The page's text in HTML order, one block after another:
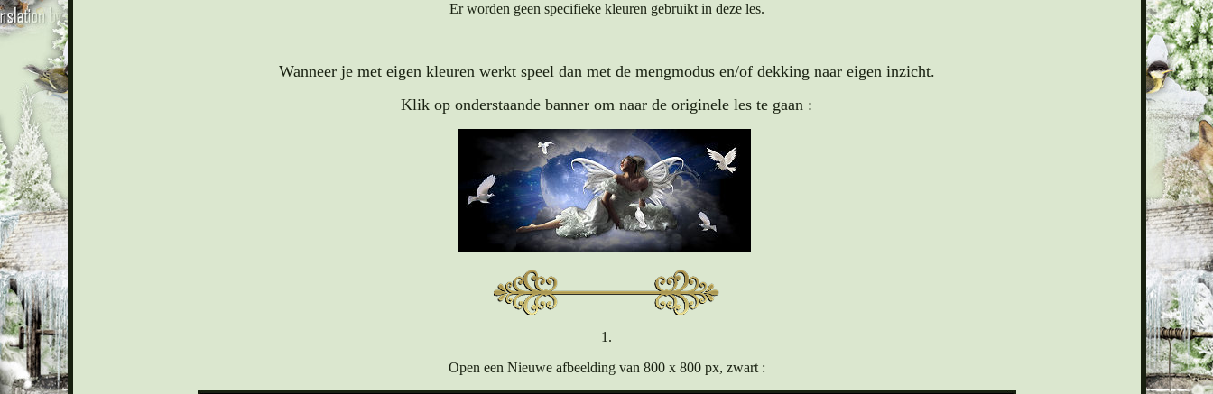
Er worden geen specifieke kleuren gebruikt in deze les.
Wanneer je met eigen kleuren werkt speel dan met de mengmodus en/of dekking naar eigen inzicht.
Klik op onderstaande banner om naar de originele les te gaan :
1.
Open een Nieuwe afbeelding van 800 x 800 px, zwart :